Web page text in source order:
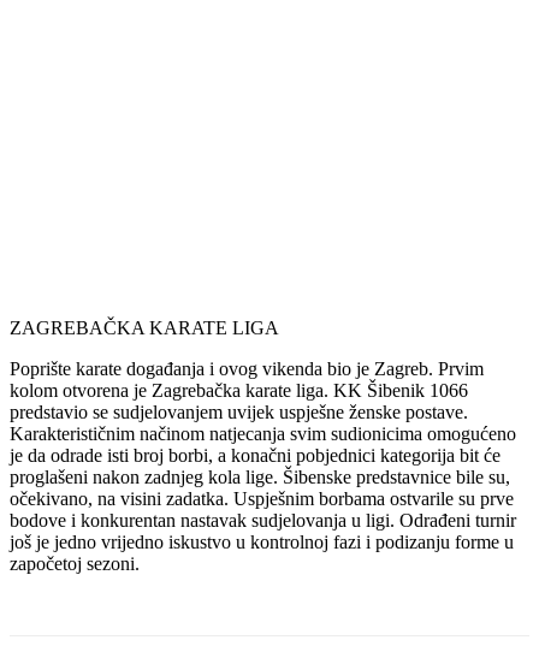
ZAGREBAČKA KARATE LIGA
Poprište karate događanja i ovog vikenda bio je Zagreb. Prvim
kolom otvorena je Zagrebačka karate liga. KK Šibenik 1066
predstavio se sudjelovanjem uvijek uspješne ženske postave.
Karakterističnim načinom natjecanja svim sudionicima omogućeno
je da odrade isti broj borbi, a konačni pobjednici kategorija bit će
proglašeni nakon zadnjeg kola lige. Šibenske predstavnice bile su,
očekivano, na visini zadatka. Uspješnim borbama ostvarile su prve
bodove i konkurentan nastavak sudjelovanja u ligi. Odrađeni turnir
još je jedno vrijedno iskustvo u kontrolnoj fazi i podizanju forme u
započetoj sezoni.